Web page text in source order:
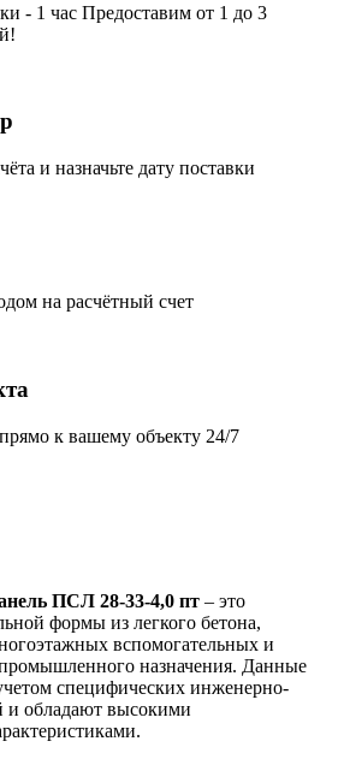
- 1 час Предоставим от 1 до 3
и назначьте дату поставки
на расчётный счет
к вашему объекту 24/7
ПСЛ 28-33-4,0 пт – это
формы из легкого бетона,
вспомогательных и
назначения. Данные
специфических инженерно-
и обладают высокими